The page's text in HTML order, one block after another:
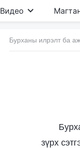
Видео
Бурханы илрэлт ба
зүрх